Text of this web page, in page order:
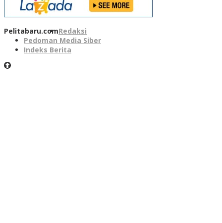
Pelitabaru.comRedaksi
Pedoman Media Siber
Indeks Berita